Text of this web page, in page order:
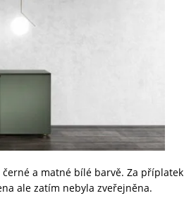
a matné bílé barvě. Za příplatek
ale zatím nebyla zveřejněna.